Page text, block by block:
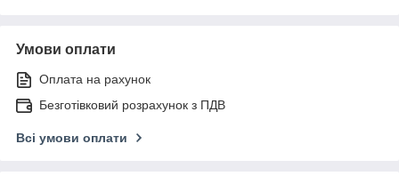
Умови оплати
Оплата на рахунок
Безготівковий розрахунок з ПДВ
Всі умови оплати